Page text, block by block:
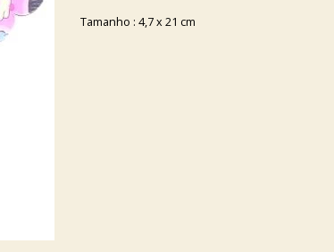
Tamanho : 4,7 x 21 cm